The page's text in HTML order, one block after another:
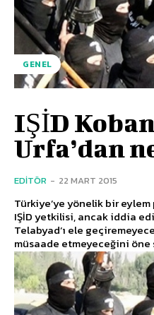
GENEL
IŞİD
Urfa’dan
EDITÖR - 22 MART 2015
Türkiye’ye yönelik bir
IŞİD yetkilisi, ancak iddia
Telabyad’ı ele
müsaade etmeyeceğini öne